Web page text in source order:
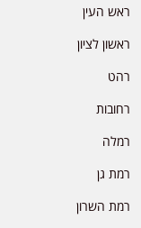
ראש העין
ראשון לציון
רהט
רחובות
רמלה
רמת גן
רמת השרון